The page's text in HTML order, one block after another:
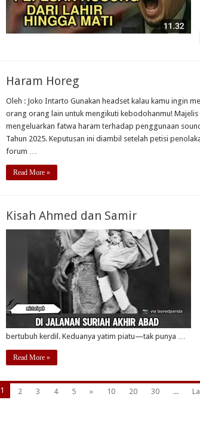
Haram Horeg
Oleh : Joko Intarto Gunakan headset kalau kamu ingin
orang orang lain untuk mengikuti kebodohanmu!
mengeluarkan fatwa haram terhadap penggunaan
Tahun 2025. Keputusan ini diambil setelah petisi
forum …
Read More »
Kisah Ahmed dan Samir
bertubuh kerdil. Keduanya yatim piatu—tak punya …
Read More »
1 2 3 4 5 » 10 20 30 ...